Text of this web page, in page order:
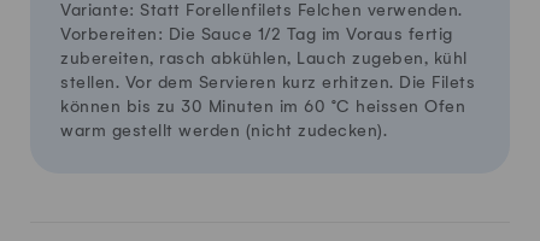
Variante: Statt Forellenfilets Felchen verwenden.
Vorbereiten: Die Sauce 1/2 Tag im Voraus fertig
zubereiten, rasch abkühlen, Lauch zugeben, kühl
stellen. Vor dem Servieren kurz erhitzen. Die Filets
können bis zu 30 Minuten im 60 °C heissen Ofen
warm gestellt werden (nicht zudecken).